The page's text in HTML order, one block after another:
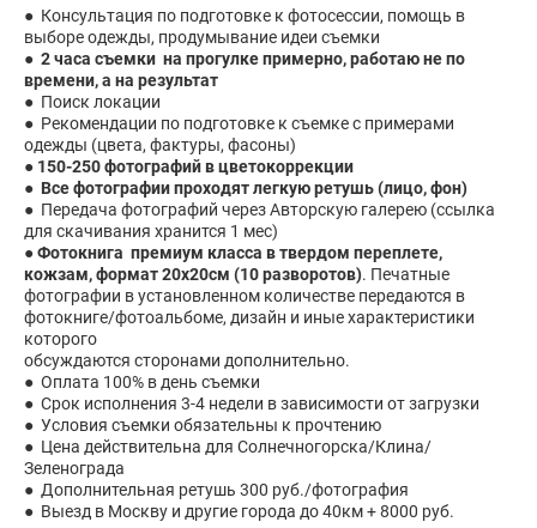
● Консультация по подготовке к фотосессии, помощь в
выборе одежды, продумывание идеи съемки
● 2 часа съемки на прогулке примерно, работаю не по
времени, а на результат
● Поиск локации
● Рекомендации по подготовке к съемке с примерами
одежды (цвета, фактуры, фасоны)
● 150-250 фотографий в цветокоррекции
● Все фотографии проходят легкую ретушь (лицо, фон)
● Передача фотографий через Авторскую галерею (ссылка
для скачивания хранится 1 мес)
●Фотокнига премиум класса в твердом переплете,
кожзам, формат 20х20см (10 разворотов). Печатные
фотографии в установленном количестве передаются в
фотокниге/фотоальбоме, дизайн и иные характеристики
которого
обсуждаются сторонами дополнительно.
● Оплата 100% в день съемки
● Срок исполнения 3-4 недели в зависимости от загрузки
● Условия съемки обязательны к прочтению
● Цена действительна для Солнечногорска/Клина/
Зеленограда
● Дополнительная ретушь 300 руб./фотография
● Выезд в Москву и другие города до 40км + 8000 руб.